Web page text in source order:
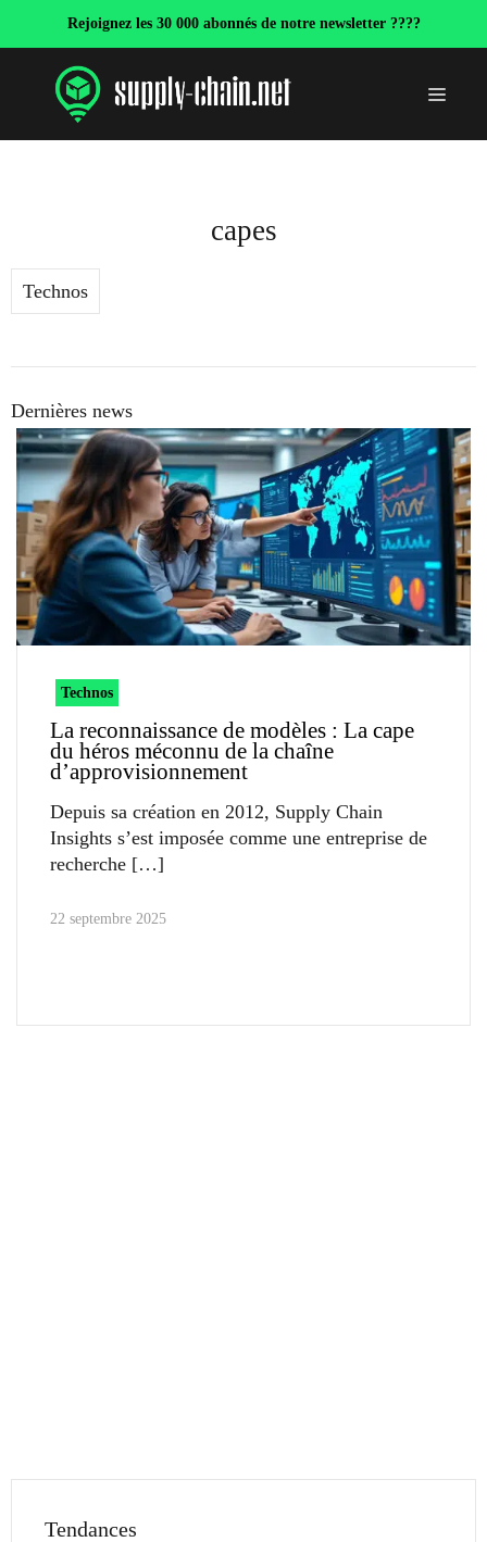
Rejoignez les 30 000 abonnés de notre newsletter ????
Menu
capes
Technos
Dernières news
Technos
La reconnaissance de modèles : La cape
du héros méconnu de la chaîne
d’approvisionnement
Depuis sa création en 2012, Supply Chain
Insights s’est imposée comme une entreprise de
recherche
22 septembre 2025
Tendances